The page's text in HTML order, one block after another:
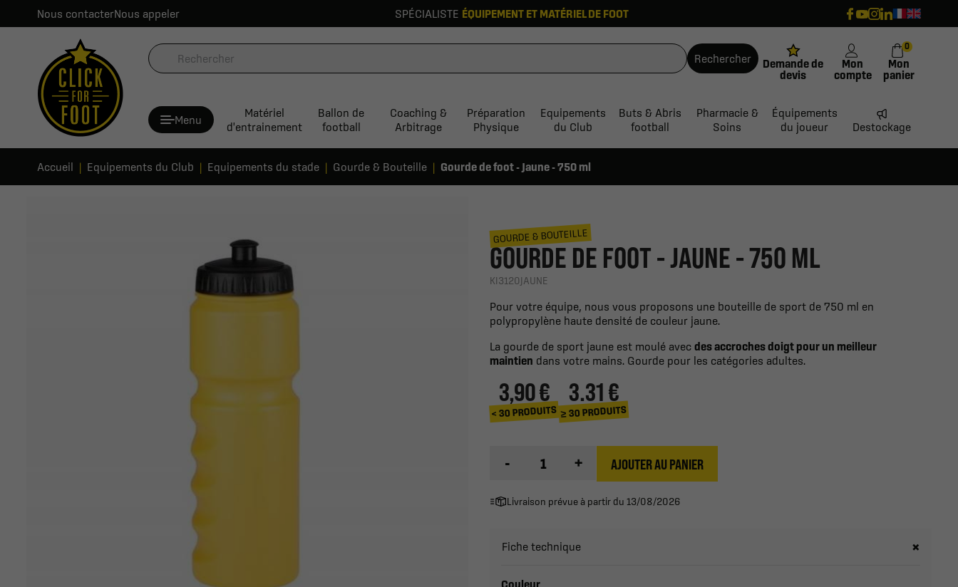
Nous contacterNous appeler SPÉCIALISTE ÉQUIPEMENT ET MATÉRIEL DE FOOT
Rechercher
Demande de
devis
Mon
compte
Mon
panier
0
Menu
Matériel
d'entrainement
Ballon de
football
Coaching &
Arbitrage
Préparation
Physique
Equipements
du Club
Buts & Abris
football
Pharmacie &
Soins
Équipements
du joueur
Destockage
Accueil Equipements du Club Equipements du stade Gourde & Bouteille Gourde de foot - Jaune - 750 ml
GOURDE & BOUTEILLE
GOURDE DE FOOT - JAUNE - 750 ML
KI3120JAUNE
Pour votre équipe, nous vous proposons une bouteille de sport de 750 ml en
polypropylène haute densité de couleur jaune.
La gourde de sport jaune est moulé avec des accroches doigt pour un meilleur
maintien dans votre mains. Gourde pour les catégories adultes.
3,90 €
< 30 PRODUITS
3.31 €
≥ 30 PRODUITS
- + AJOUTER AU PANIER
Livraison prévue à partir du 13/08/2026
Fiche technique
Couleur